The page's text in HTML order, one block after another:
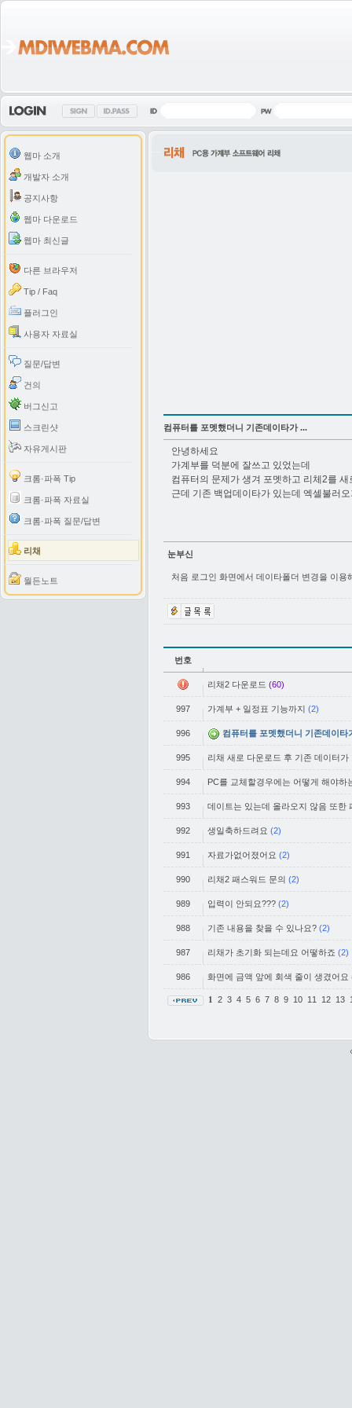
웹마 소개
개발자 소개
공지사항
웹마 다운로드
웹마 최신글
다른 브라우저
Tip / Faq
플러그인
사용자 자료실
질문/답변
건의
버그신고
스크린샷
자유게시판
크롬·파폭 Tip
크롬·파폭 자료실
크롬·파폭 질문/답변
리채
월든노트
컴퓨터를 포멧했더니 기존데이타가 ...
안녕하세요
가계부를 덕분에 잘쓰고 있었는데
컴퓨터의 문제가 생겨 포멧하고 리체2를 새
근데 기존 백업데이타가 있는데 엑셀불러
눈부신
처음 로그인 화면에서 데이타폴더 변경을 이
번호
리채2 다운로드 (60)
997 가계부 + 일정표 기능까지 (2)
996 컴퓨터를 포멧했더니 기존데이타
995 리채 새로 다운로드 후 기존 데이터가
994 PC를 교체할경우에는 어떻게 해야하
993 데이트는 있는데 올라오지 않음 또한
992 생일축하드려요 (2)
991 자료가없어졌어요 (2)
990 리채2 패스워드 문의 (2)
989 입력이 안되요??? (2)
988 기존 내용을 찾을 수 있나요? (2)
987 리채가 초기화 되는데요 어떻하죠 (2)
986 화면에 금액 앞에 회색 줄이 생겼어요
1 2 3 4 5 6 7 8 9 10 11 12 13